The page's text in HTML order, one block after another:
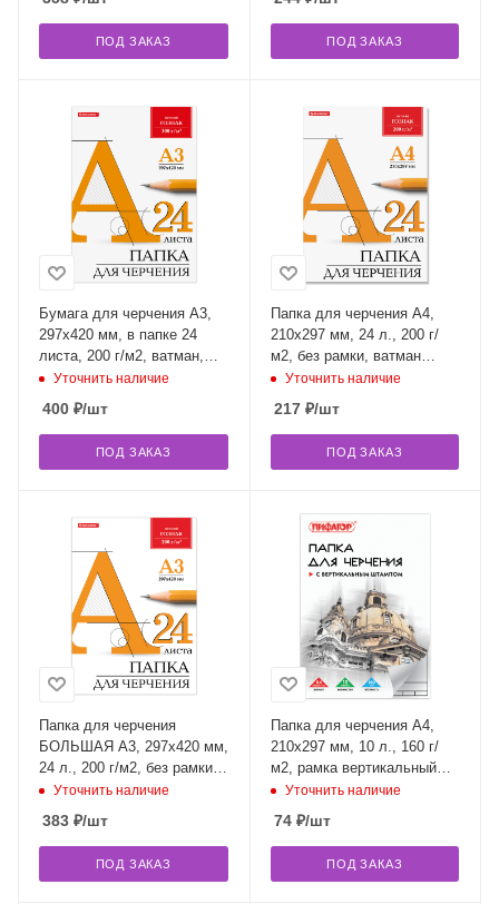
ПОД ЗАКАЗ ПОД ЗАКАЗ
Бумага для черчения А3,
297х420 мм, в папке 24
листа, 200 г/м2, ватман,
ГОЗНАК, BRAUBERG,
880269
Уточнить наличие
400 ₽/шт
ПОД ЗАКАЗ
Папка для черчения А4,
210х297 мм, 24 л., 200 г/
м2, без рамки, ватман
ГОЗНАК КБФ, BRAUBERG,
129255
Уточнить наличие
217₽/шт
ПОД ЗАКАЗ
Папка для черчения
БОЛЬШАЯ А3, 297х420 мм,
24 л., 200 г/м2, без рамки,
ватман ГОЗНАК КБФ,
Уточнить наличие
383 ₽/шт
ПОД ЗАКАЗ
Папка для черчения А4,
210х297 мм, 10 л., 160 г/
м2, рамка вертикальный
штамп, ПИФАГОР, 129231
Уточнить наличие
74₽/шт
ПОД ЗАКАЗ